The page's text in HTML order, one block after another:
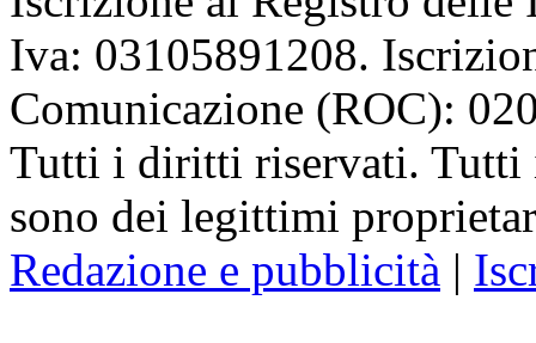
Iva: 03105891208.
Comunicazione (ROC):
Tutti i diritti riservati. Tutti
sono dei legittimi
Redazione e pubblicità |